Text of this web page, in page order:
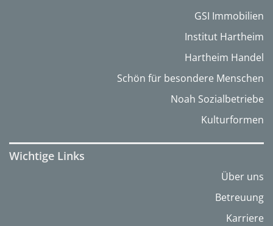
GSI Immobilien
Institut Hartheim
Hartheim Handel
Schön für besondere Menschen
Noah Sozialbetriebe
Kulturformen
Wichtige Links
Über uns
Betreuung
Karriere